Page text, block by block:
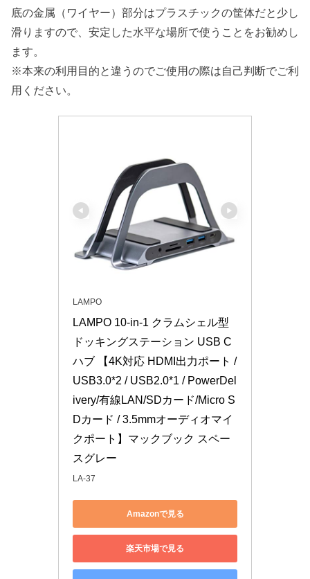
底の金属（ワイヤー）部分はプラスチックの筐体だと少し
滑りますので、安定した水平な場所で使うことをお勧めし
ます。
※本来の利用目的と違うのでご使用の際は自己判断でご利
用ください。
LAMPO
LAMPO 10-in-1 クラムシェル型
ドッキングステーション USB C
ハブ 【4K対応 HDMI出力ポート /
USB3.0*2 / USB2.0*1 / PowerDel
ivery/有線LAN/SDカード/Micro S
Dカード / 3.5mmオーディオマイ
クポート】マックブック スペー
スグレー
LA-37
Amazonで見る
楽天市場で見る